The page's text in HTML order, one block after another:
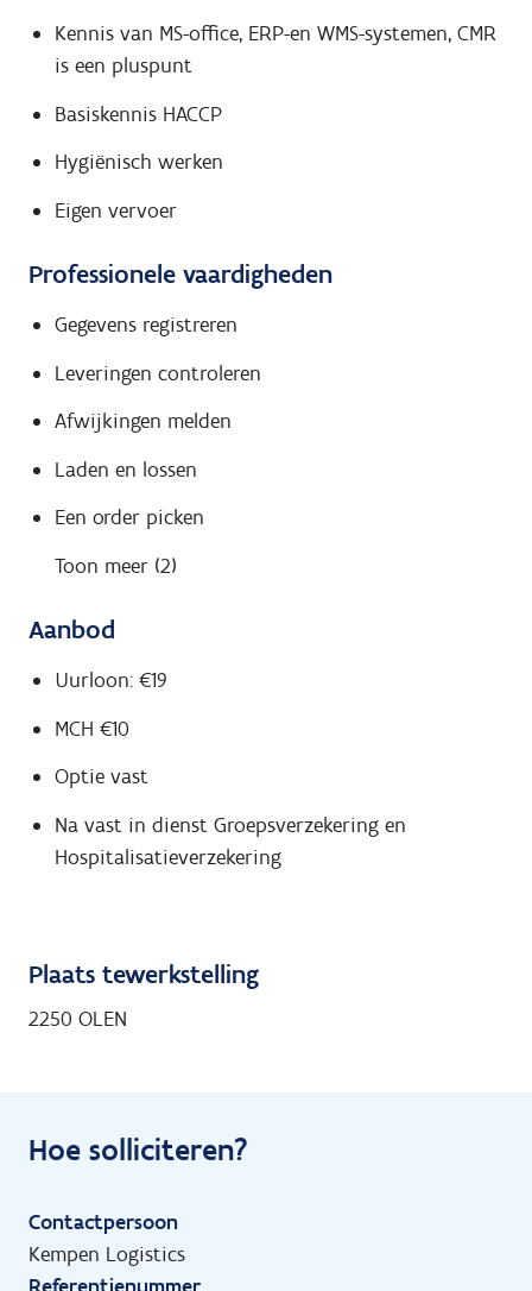
Kennis van MS-office, ERP-en WMS-systemen, CMR
is een pluspunt
Basiskennis HACCP
Hygiënisch werken
Eigen vervoer
Professionele vaardigheden
Gegevens registreren
Leveringen controleren
Afwijkingen melden
Laden en lossen
Een order picken
Toon meer (2)
Aanbod
Uurloon: €19
MCH €10
Optie vast
Na vast in dienst Groepsverzekering en
Hospitalisatieverzekering
Plaats tewerkstelling
2250 OLEN
Hoe solliciteren?
Contactpersoon
Kempen Logistics